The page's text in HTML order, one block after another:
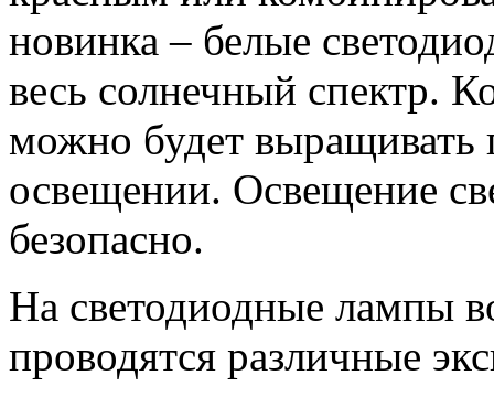
новинка – белые
весь солнечный спектр.
можно будет выращивать
освещении. Освещение
безопасно.
На светодиодные лампы
проводятся различные